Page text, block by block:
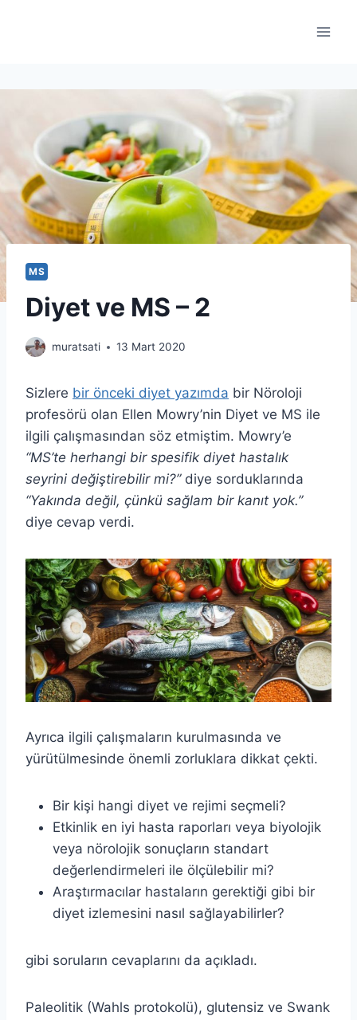
MS
Diyet ve MS – 2
muratsati 13 Mart 2020
Sizlere bir önceki diyet yazımda bir Nöroloji
profesörü olan Ellen Mowry’nin Diyet ve MS ile
ilgili çalışmasından söz etmiştim. Mowry’e
“MS’te herhangi bir spesifik diyet hastalık
seyrini değiştirebilir mi?”diye sorduklarında
“Yakında değil, çünkü sağlam bir kanıt yok.”
diye cevap verdi.
Ayrıca ilgili çalışmaların kurulmasında ve
yürütülmesinde önemli zorluklara dikkat çekti.
Bir kişi hangi diyet ve rejimi seçmeli?
Etkinlik en iyi hasta raporları veya biyolojik
veya nörolojik sonuçların standart
değerlendirmeleri ile ölçülebilir mi?
Araştırmacılar hastaların gerektiği gibi bir
diyet izlemesini nasıl sağlayabilirler?
gibi soruların cevaplarını da açıkladı.
Paleolitik (Wahls protokolü), glutensiz ve Swank